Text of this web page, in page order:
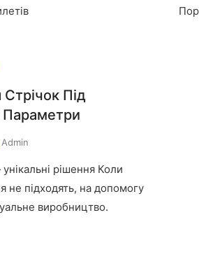
Під
Параметри
Admin
унікальні рішення Коли
не підходять, на допомогу
виробництво.